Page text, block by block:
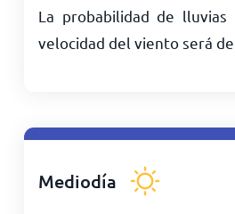
La probabilidad de
velocidad del viento será de
Mediodía